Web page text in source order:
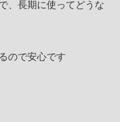
、長期に使ってどうな
ので安心です